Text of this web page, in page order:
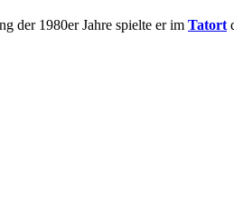
der 1980er Jahre spielte er im Tatort